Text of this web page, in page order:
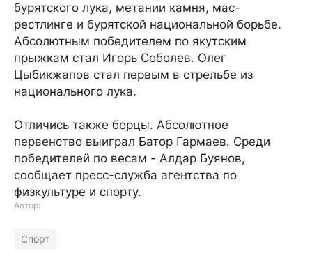
бурятского лука, метании камня, мас-
рестлинге и бурятской национальной борьбе.
Абсолютным победителем по якутским
прыжкам стал Игорь Соболев. Олег
Цыбикжапов стал первым в стрельбе из
национального лука.
Отличись также борцы. Абсолютное
первенство выиграл Батор Гармаев. Среди
победителей по весам - Алдар Буянов,
сообщает пресс-служба агентства по
физкультуре и спорту.
Автор:
Спорт